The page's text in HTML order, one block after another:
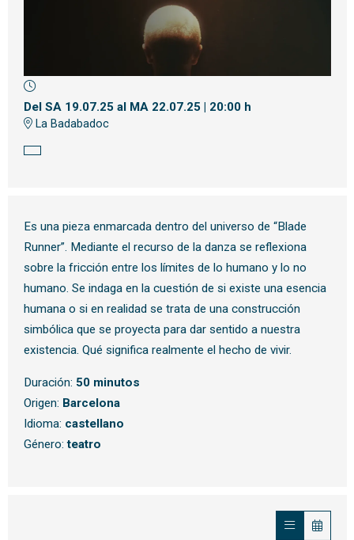
Diapositiva 1 de 1
Del SA 19.07.25al MA 22.07.25| 20:00 h
La Badabadoc
Es una pieza enmarcada dentro del universo de “Blade
Runner”. Mediante el recurso de la danza se reflexiona
sobre la fricción entre los límites de lo humano y lo no
humano. Se indaga en la cuestión de si existe una esencia
humana o si en realidad se trata de una construcción
simbólica que se proyecta para dar sentido a nuestra
existencia. Qué significa realmente el hecho de vivir.
Duración: 50 minutos
Origen: Barcelona
Idioma: castellano
Género:teatro